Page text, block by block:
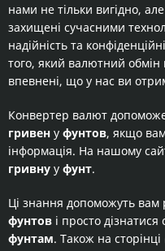
нами не тільки вигідно,
захищені сучасними
надійність та
того, який валютний
впевнені, що у нас ви
Конвертер валют
гривен у фунтов, якщо
інформація. На нашому
гривну у фунт.
Ці знання допоможуть вам
фунтов і просто
фунтам. Також на